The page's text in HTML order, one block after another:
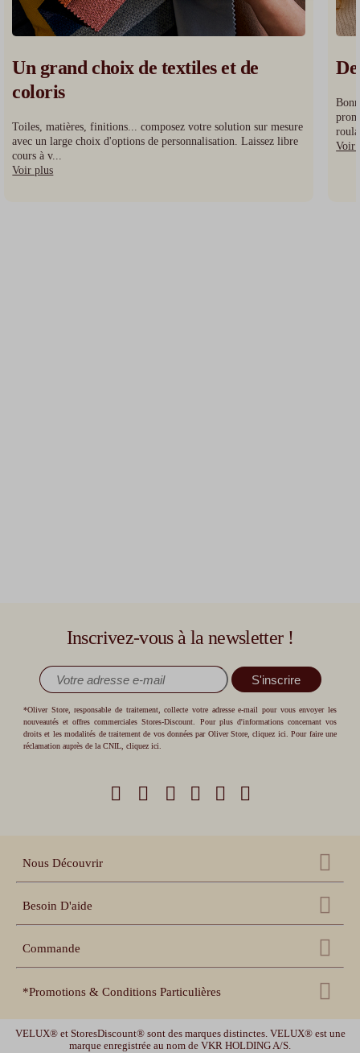
Un grand choix de textiles et de
coloris
Toiles, matières, finitions... composez votre solution sur mesure
avec un large choix d'options de personnalisation. Laissez libre
cours à v...
Voir plus
Voir
Inscrivez-vous à la newsletter !
S'inscrire
*Oliver Store, responsable de traitement, collecte votre adresse e-mail pour vous envoyer les
nouveautés et offres commerciales Stores-Discount. Pour plus d'informations concernant vos
droits et les modalités de traitement de vos données par Oliver Store,cliquez ici . Pour faire une
réclamation auprès de la CNIL,cliquez ici
Nous Découvrir
Accessoires
Espace pro revendeur
Espace collectivités
Besoin D'aide
Vidéos de pose
Commande
Délais de livraison et garanties
*Promotions & Conditions Particulières
MOTOR10-10% sur les volets roulants, les stores enrouleurs et les stores bateaux
avec le code promotionnel MOTOR10. Offre valable jusqu'au 12/08/2026 -10h.
VELUX® et StoresDiscount® sont des marques distinctes. VELUX® est une
marque enregistrée au nom de VKR HOLDING A/S.